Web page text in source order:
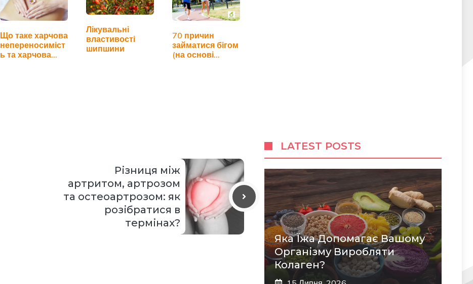
Що таке харчова
непереносиміст
ь та харчова
Лікувальні
властивості
шипшини
70 причин
займатися бігом
(на основі
Різниця між
артритом, артрозом
та остеоартрозом: як
розібратися в
термінах?
LATEST POSTS
Яка Їжа Допомагає Вашому
Організму Виробляти
Колаген?